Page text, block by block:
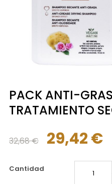
PACK ANTI-
TRATAMIENTO
32,68 € 29,42 €
Cantidad